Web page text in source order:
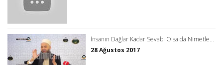
İnsanın Dağlar Kadar Sevabı Olsa da Nimetle...
28 Ağustos 2017